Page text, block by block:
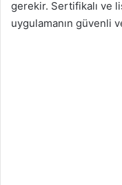
gerekir. Sertifikalı ve
uygulamanın güvenli